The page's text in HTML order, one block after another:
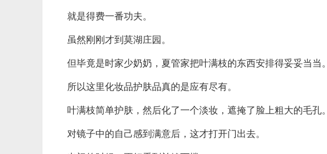
就是得费一番功夫。
虽然刚刚才到莫湖庄园。
但毕竟是时家少奶奶，夏管家把叶满枝的东西安排得妥妥当当。
所以这里化妆品护肤品真的是应有尽有。
叶满枝简单护肤，然后化了一个淡妆，遮掩了脸上粗大的毛孔。
对镜子中的自己感到满意后，这才打开门出去。